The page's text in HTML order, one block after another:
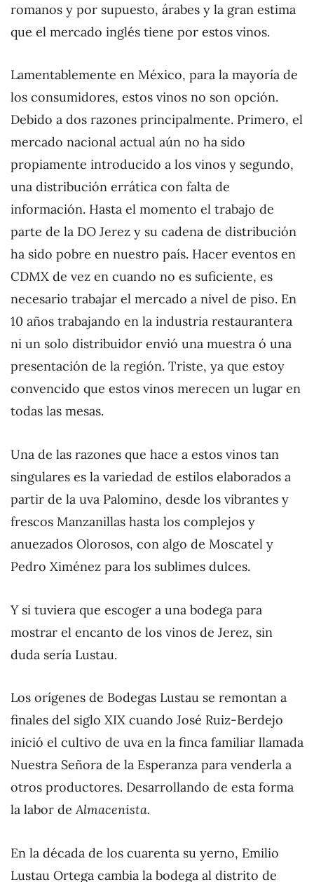
romanos y por supuesto, árabes y la gran estima
que el mercado inglés tiene por estos vinos.
Lamentablemente en México, para la mayoría de
los consumidores, estos vinos no son opción.
Debido a dos razones principalmente. Primero, el
mercado nacional actual aún no ha sido
propiamente introducido a los vinos y segundo,
una distribución errática con falta de
información. Hasta el momento el trabajo de
parte de la DO Jerez y su cadena de distribución
ha sido pobre en nuestro país. Hacer eventos en
CDMX de vez en cuando no es suficiente, es
necesario trabajar el mercado a nivel de piso. En
10 años trabajando en la industria restaurantera
ni un solo distribuidor envió una muestra ó una
presentación de la región. Triste, ya que estoy
convencido que estos vinos merecen un lugar en
todas las mesas.
Una de las razones que hace a estos vinos tan
singulares es la variedad de estilos elaborados a
partir de la uva Palomino, desde los vibrantes y
frescos Manzanillas hasta los complejos y
anuezados Olorosos, con algo de Moscatel y
Pedro Ximénez para los sublimes dulces.
Y si tuviera que escoger a una bodega para
mostrar el encanto de los vinos de Jerez, sin
duda sería Lustau.
Los orígenes de Bodegas Lustau se remontan a
finales del siglo XIX cuando José Ruiz-Berdejo
inició el cultivo de uva en la finca familiar llamada
Nuestra Señora de la Esperanza para venderla a
otros productores. Desarrollando de esta forma
la labor deAlmacenista.
En la década de los cuarenta su yerno, Emilio
Lustau Ortega cambia la bodega al distrito de